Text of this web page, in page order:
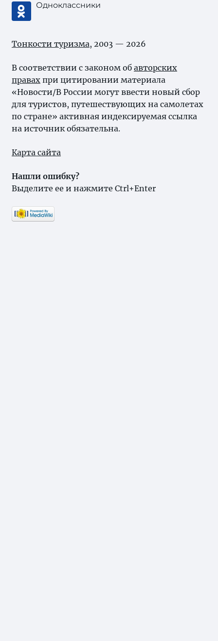
Одноклассники
Тонкости туризма, 2003 — 2026
В соответствии с законом об авторских
правах при цитировании материала
«Новости/В России могут ввести новый сбор
для туристов, путешествующих на самолетах
по стране» активная индексируемая ссылка
на источник обязательна.
Карта сайта
Нашли ошибку?
Выделите ее и нажмите Ctrl+Enter